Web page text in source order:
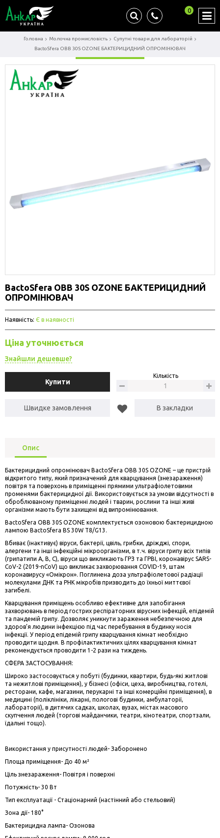
0
Головна Молочна промисловість
Супутні товари для лабораторій
BactoSfera OBB 30S OZONE БАКТЕРИЦИДНИЙ ОПРОМІНЮВАЧ
BactoSfera OBB 30S OZONE БАКТЕРИЦИДНИЙ
ОПРОМІНЮВАЧ
Наявність: Є в наявності
Ціна уточнюється
Знайшли дешевше?
Купити
Кількість
Швидке замовлення В закладки
Опис
Бактерицидний опромінювач BactoSfera OBB 30S OZONE – це пристрій
відкритого типу, який призначений для кварцування (знезараження)
повітря та поверхонь в приміщенні прямими ультрафіолетовими
променями бактерицидної дії. Використовується за умови відсутності в
оброблюваному приміщенні людей і тварин, рослини та інші живі
організми мають бути захищені від випромінювання.
BactoSfera OBB 30S OZONE комплектується озоновою бактерицидною
лампою BactoSfera BS 30W T8/G13.
Вбиває (інактивує) віруси, бактерії, цвіль, грибки, дріжджі, спори,
алергени та інші інфекційні мікроорганізми, в т.ч. віруси грипу всіх типів
(грипатипи A, B, C), віруси що викликають ГРЗ та ГРВІ, коронавірус SARS-
CoV-2 (2019-nCoV) що викликає захворювання COVID-19, штам
коронавирусу «Омікрон». Поглинена доза ультрафіолетової радіації
молекулами ДНК та РНК мікробів призводить до їхньої миттєвої
загибелі.
Кварцування приміщень особливо ефективне для запобігання
захворювань в період гострих респіраторних вірусних інфекцій, епідемій
та пандемій грипу. Дозволяє уникнути зараження небезпечною для
здоров’я людини інфекцією під час перебування в будинку носія
інфекції. У період епідемій грипу кварцування кімнат необхідно
проводити щодня. В профілактиктичних цілях кварцування кімнат
рекомендується проводити 1-2 рази на тиждень.
СФЕРА ЗАСТОСУВАННЯ:
Широко застосовується у побуті (будинки, квартири, будь-які житлові
та нежитлові приміщення), у бізнесі (офіси, цеха, виробництва, готелі,
ресторани, кафе, магазини, перукарні та інші комерційні приміщення), в
медицині (поліклініки, лікарні, пологові будинки, амбулаторії,
лабораторії), в дитячих садках, школах, вузах, містах масового
скупчення людей (торгові майданчики, театри, кінотеатри, спортзали,
їдальні тощо).
Використання у присутності людей- Заборонено
Площа приміщення- До 40 м²
Ціль знезараження- Повітря і поверхні
Потужність- 30 Вт
Тип експлуатації - Стаціонарний (настінний або стельовий)
Зона дії- 180°
Бактерицидна лампа- Озонова